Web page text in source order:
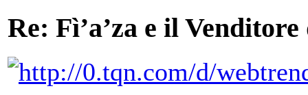
Re: Fì’a’za e il